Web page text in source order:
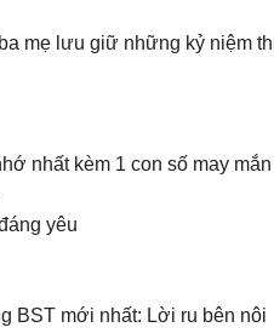
mẹ lưu giữ những kỷ niệm
nhất kèm 1 con số may
yêu
BST mới nhất: Lời ru bên nôi